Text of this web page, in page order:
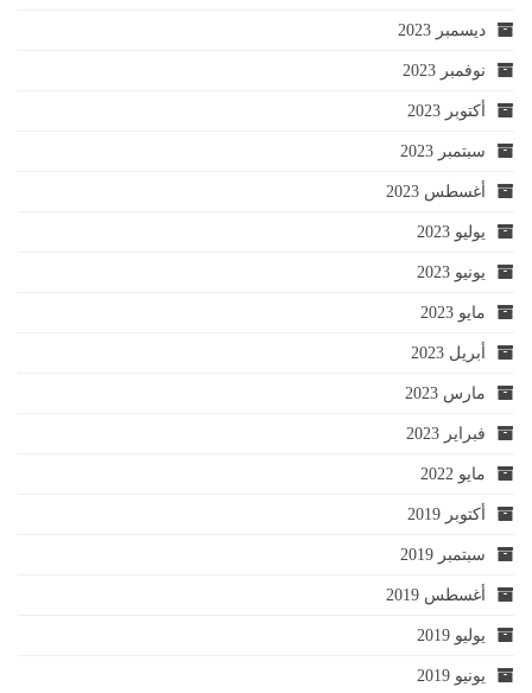
ديسمبر 2023
نوفمبر 2023
أكتوبر 2023
سبتمبر 2023
أغسطس 2023
يوليو 2023
يونيو 2023
مايو 2023
أبريل 2023
مارس 2023
فبراير 2023
مايو 2022
أكتوبر 2019
سبتمبر 2019
أغسطس 2019
يوليو 2019
يونيو 2019